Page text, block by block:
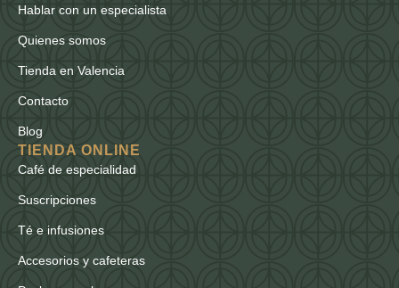
Hablar con un especialista
Quienes somos
Tienda en Valencia
Contacto
Blog
TIENDA ONLINE
Café de especialidad
Suscripciones
Té e infusiones
Accesorios y cafeteras